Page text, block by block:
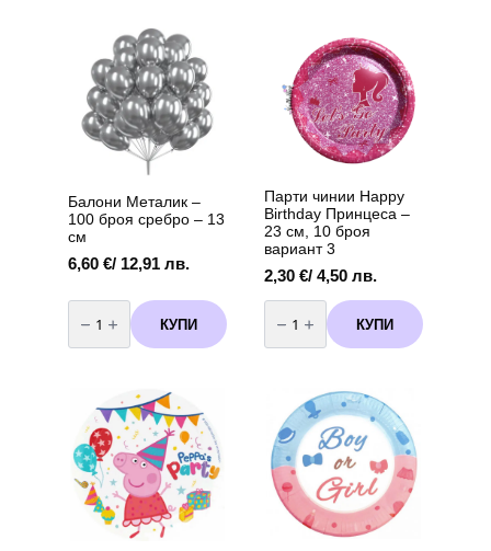
броя
пакет)
см
Балони Металик –
100 броя сребро – 13
см
6,60 €/ 12,91 лв.
количество
за
Балони
Металик
сребро
см
КУПИ
Парти чинии Happy
Birthday Принцеса –
23 см, 10 броя
вариант 3
2,30 €/ 4,50 лв.
количество
за
Парти
чинии
Принцеса
см,
10
броя
вариант
КУПИ